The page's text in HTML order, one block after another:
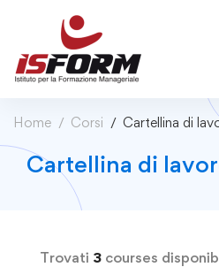
Home Corsi Cartellina di
Cartellina di
Trovati 3 courses